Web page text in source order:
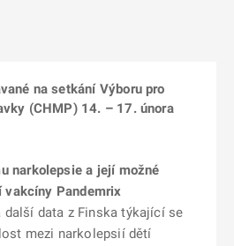
na setkání Výboru pro
(CHMP) 14. – 17. února
narkolepsie a její možné
Pandemrix
další data z Finska týkající se
mezi narkolepsií dětí